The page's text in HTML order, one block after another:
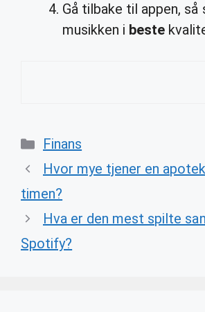
Gå tilbake til appen,
musikken i beste
Categories
Finans
Hvor mye tjener en
timen?
Hva er den mest spilte
Spotify?